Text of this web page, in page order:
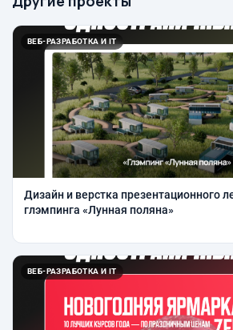
ВЕБ-РАЗРАБОТКА И IT
Дизайн и верстка презентационного
глэмпинга «Лунная поляна»
ВЕБ-РАЗРАБОТКА И IT